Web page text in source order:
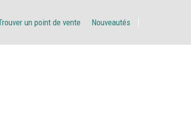
un point de vente Nouveautés